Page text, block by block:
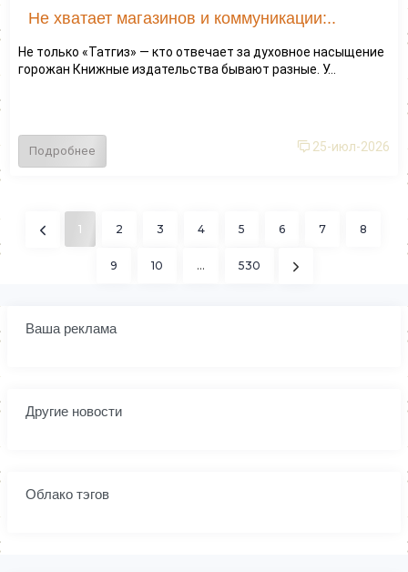
Не хватает магазинов и коммуникации:..
Не только «Татгиз» — кто отвечает за духовное насыщение
горожан Книжные издательства бывают разные. У...
Подробнее 25-июл-2026
1 2 3 4 5 6 7 8
9 10 ... 530
Ваша реклама
Другие новости
Облако тэгов